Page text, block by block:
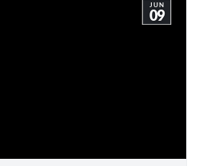
JUN
09